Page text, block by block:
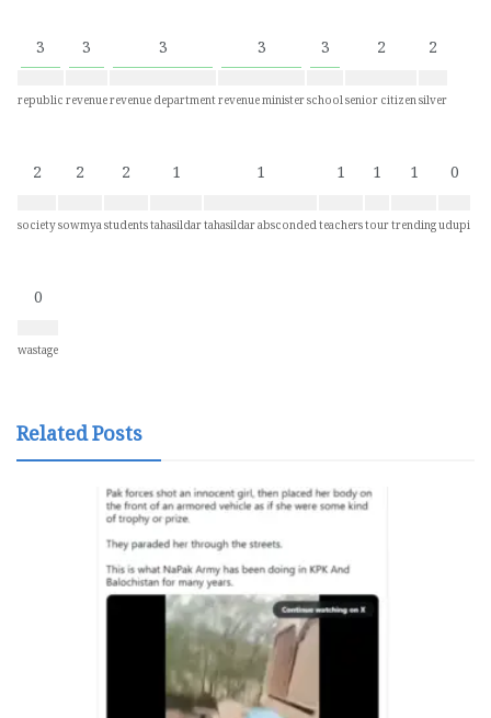
3
republic
3
revenue
3
revenue department
3
revenue minister
3
school
2
senior citizen
2
silver
2
society
2
sowmya
2
students
1
tahasildar
1
tahasildar absconded
1
teachers
1
tour
1
trending
0
udupi
0
wastage
Related Posts